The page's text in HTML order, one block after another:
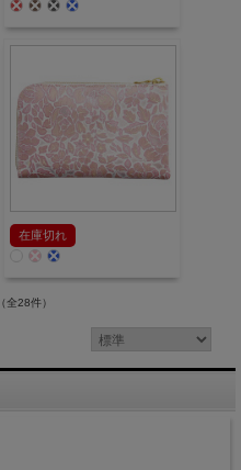
在庫切れ
（全28件）